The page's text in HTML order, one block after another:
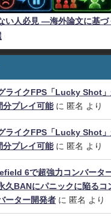
い人必見 ―海外論文に基づ
ライクFPS「Lucky Shot
分プレイ可能に 匿名 より
ライクFPS「Lucky Shot
分プレイ可能に 匿名 より
6で超強力コンバータ
久BANにパニックに陥るコ
ーター開発者 に 匿名 より